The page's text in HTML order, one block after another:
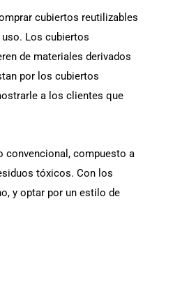
cubiertos reutilizables
Los cubiertos
de materiales derivados
por los cubiertos
a los clientes que
convencional, compuesto a
tóxicos. Con los
y optar por un estilo de